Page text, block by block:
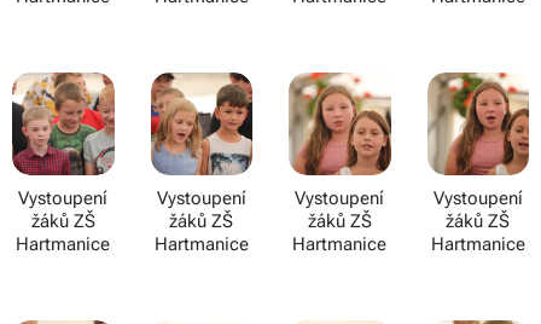
Vystoupení
žáků ZŠ
Hartmanice
Vystoupení
žáků ZŠ
Hartmanice
Vystoupení
žáků ZŠ
Hartmanice
Vystoupení
žáků ZŠ
Hartmanice